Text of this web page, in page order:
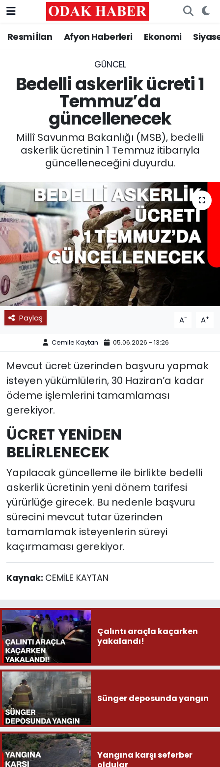
Resmi İlan Afyon Haberleri Ekonomi
GÜNCEL
Bedelli askerlik ücreti 1
Temmuz’da
güncellenecek
Millî Savunma Bakanlığı (MSB), bedelli
askerlik ücretinin 1 Temmuz itibarıyla
güncelleneceğini duyurdu.
Paylaş A- A+
Cemile Kaytan 05.06.2026 - 13:26
Mevcut ücret üzerinden başvuru yapmak
isteyen yükümlülerin, 30 Haziran’a kadar
ödeme işlemlerini tamamlaması
gerekiyor.
ÜCRET YENİDEN
BELİRLENECEK
Yapılacak güncelleme ile birlikte bedelli
askerlik ücretinin yeni dönem tarifesi
yürürlüğe girecek. Bu nedenle başvuru
sürecini mevcut tutar üzerinden
tamamlamak isteyenlerin süreyi
kaçırmaması gerekiyor.
Kaynak: CEMİLE KAYTAN
Çalıntı araçla kaçarken
yakalandı!
Sünger deposunda yangın
Yangına karşı seferber
AFYONKARAHİSAR HABERLERİ
ASAYİŞ
GÜNCEL
SİYASET
EĞİTİM
MAGAZİN
SAĞLIK
SPOR
11:11 MANŞET
Nöbetçi Eczaneler
Trafik Durumu
Süper Lig Puan Durumu ve Fikstür
Tüm Manşetler
Son Dakika Haberleri
Haber Arşivi